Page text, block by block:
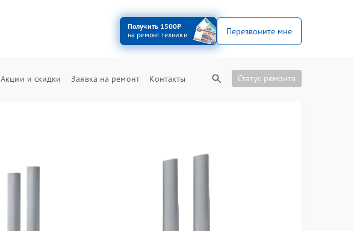
Получить 1500₽
на ремонт техники
Перезвоните мне
Акции и скидки Заявка на ремонт Контакты Статус ремонта